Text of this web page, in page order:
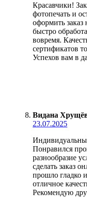
Красавчики!
фотопечать и
оформить заказ
быстро
вовремя.
сертификатов
Успехов вам в
Видана
23.07.2025
Понравился
разнообразие
сделать заказ
прошло гладко
отличное
Рекомендую